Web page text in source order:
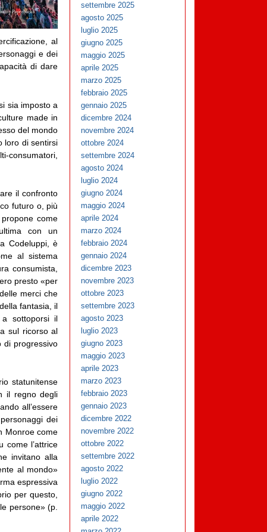
al
e dei
di dare
sia imposto a
made in
del mondo
loro di sentirsi
consumatori,
il confronto
futuro o, più
come
con un
Codeluppi, è
al sistema
consumista,
presto «per
merci che
fantasia, il
sottoporsi il
sul ricorso al
di progressivo
statunitense
il regno degli
all’essere
dei
Monroe come
come l’attrice
invitano alla
al mondo»
espressiva
per questo,
persone» (p.
settembre 2025
agosto 2025
luglio 2025
giugno 2025
maggio 2025
aprile 2025
marzo 2025
febbraio 2025
gennaio 2025
dicembre 2024
novembre 2024
ottobre 2024
settembre 2024
agosto 2024
luglio 2024
giugno 2024
maggio 2024
aprile 2024
marzo 2024
febbraio 2024
gennaio 2024
dicembre 2023
novembre 2023
ottobre 2023
settembre 2023
agosto 2023
luglio 2023
giugno 2023
maggio 2023
aprile 2023
marzo 2023
febbraio 2023
gennaio 2023
dicembre 2022
novembre 2022
ottobre 2022
settembre 2022
agosto 2022
luglio 2022
giugno 2022
maggio 2022
aprile 2022